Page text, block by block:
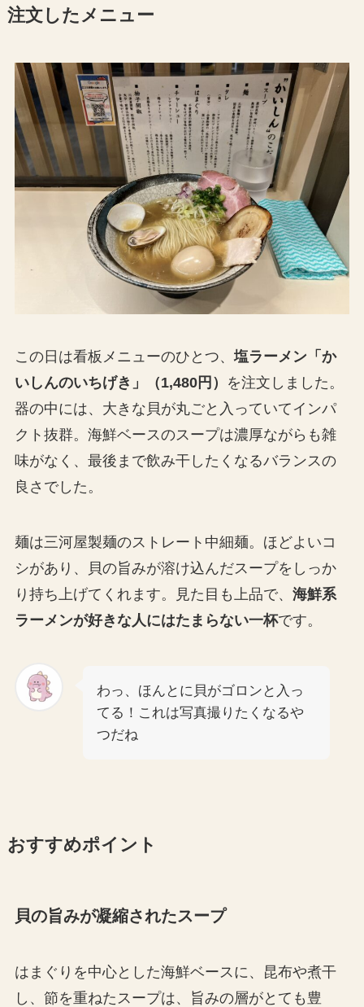
注文したメニュー
この日は看板メニューのひとつ、 塩ラーメン「か
いしんのいちげき」（1,480円）
を注文しました。
器の中には、大きな貝が丸ごと入っていてインパ
クト抜群。海鮮ベースのスープは濃厚ながらも雑
味がなく、最後まで飲み干したくなるバランスの
良さでした。
麺は三河屋製麺のストレート中細麺。ほどよいコ
シがあり、貝の旨みが溶け込んだスープをしっか
り持ち上げてくれます。見た目も上品で、 海鮮系
ラーメンが好きな人にはたまらない一杯です。
わっ、ほんとに貝がゴロンと入っ
てる！これは写真撮りたくなるや
つだね
おすすめポイント
貝の旨みが凝縮されたスープ
はまぐりを中心とした海鮮ベースに、昆布や煮干
し、節を重ねたスープは、旨みの層がとても豊